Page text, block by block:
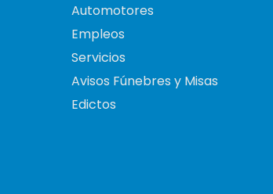
Automotores
Empleos
Servicios
Avisos Fúnebres y Misas
Edictos